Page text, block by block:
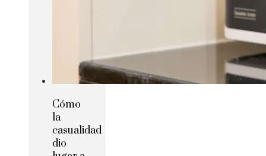
Cómo
la
casualidad
dio